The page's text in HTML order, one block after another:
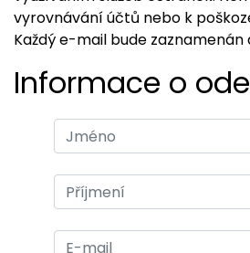
vyrovnávání účtů nebo k
Každý e-mail bude zaznamenán
Informace o